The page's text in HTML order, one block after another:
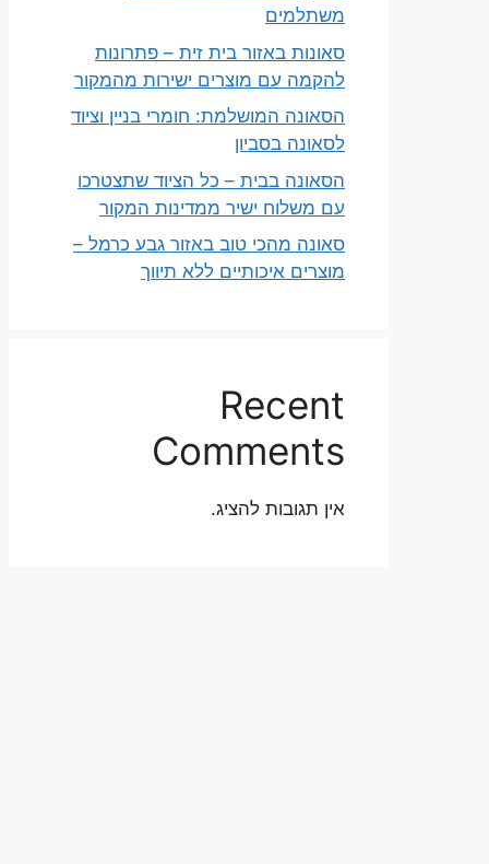
משתלמים
סאונות באזור בית זית – פתרונות
להקמה עם מוצרים ישירות מהמקור
הסאונה המושלמת: חומרי בניין וציוד
לסאונה בסביון
הסאונה בבית – כל הציוד שתצטרכו
עם משלוח ישיר ממדינות המקור
סאונה מהכי טוב באזור גבע כרמל –
מוצרים איכותיים ללא תיווך
Recent
Comments
אין תגובות להציג.